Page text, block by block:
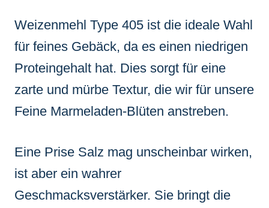
Weizenmehl Type 405 ist die ideale Wahl
für feines Gebäck, da es einen niedrigen
Proteingehalt hat. Dies sorgt für eine
zarte und mürbe Textur, die wir für unsere
Feine Marmeladen-Blüten anstreben.
Eine Prise Salz mag unscheinbar wirken,
ist aber ein wahrer
Geschmacksverstärker. Sie bringt die